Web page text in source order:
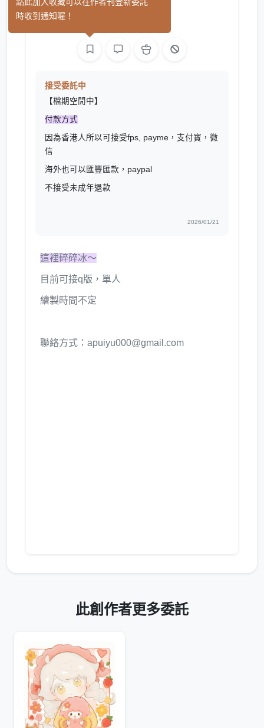
SS0p0a
接受委託中
【檔期空閒中】
付款方式
因為香港人所以可接受fps, payme，支付寶，微
信
海外也可以匯豐匯款，paypal
不接受未成年退款
2026/01/21
這裡碎碎冰～
目前可接q版，單人
繪製時間不定
聯絡方式：apuiyu000@gmail.com
此創作者更多委託
時收到通知喔！